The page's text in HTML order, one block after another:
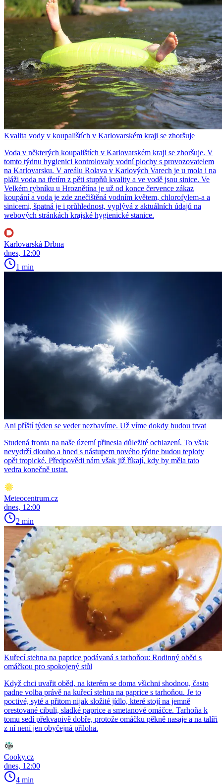
Kvalita vody v koupalištích v Karlovarském kraji se zhoršuje
Voda v některých koupalištích v Karlovarském kraji se zhoršuje. V
tomto týdnu hygienici kontrolovaly vodní plochy s provozovatelem
na Karlovarsku. V areálu Rolava v Karlových Varech je u mola i na
pláži voda na třetím z pěti stupňů kvality a ve vodě jsou sinice. Ve
Velkém rybníku u Hroznětína je už od konce července zákaz
koupání a voda je zde znečištěná vodním květem, chlorofylem-a a
sinicemi, špatná je i průhlednost, vyplývá z aktuálních údajů na
webových stránkách krajské hygienické stanice.
Karlovarská Drbna
dnes, 12:00
1 min
Ani příští týden se veder nezbavíme. Už víme dokdy budou trvat
Studená fronta na naše území přinesla důležité ochlazení. To však
nevydrží dlouho a hned s nástupem nového týdne budou teploty
opět tropické. Předpovědi nám však již říkají, kdy by měla tato
vedra konečně ustat.
Meteocentrum.cz
dnes, 12:00
2 min
Kuřecí stehna na paprice podávaná s tarhoňou: Rodinný oběd s
omáčkou pro spokojený stůl
Když chci uvařit oběd, na kterém se doma všichni shodnou, často
padne volba právě na kuřecí stehna na paprice s tarhoňou. Je to
poctivé, syté a přitom nijak složité jídlo, které stojí na jemně
orestované cibuli, sladké paprice a smetanové omáčce. Tarhoňa k
tomu sedí překvapivě dobře, protože omáčku pěkně nasaje a na talíři
z ní není jen obyčejná příloha.
Cooky.cz
dnes, 12:00
4 min